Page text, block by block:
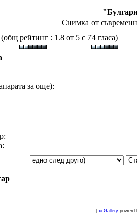
Снимка от
(общ рейтинг : 1.8 от 5 с 74 гласа)
за още):
[ xcGallery